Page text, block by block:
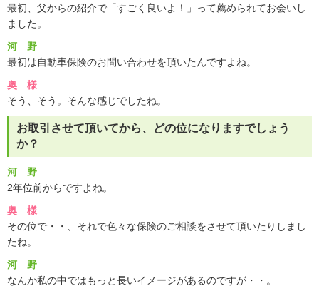
最初、父からの紹介で「すごく良いよ！」って薦められてお会いし
ました。
河 野
最初は自動車保険のお問い合わせを頂いたんですよね。
奥 様
そう、そう。そんな感じでしたね。
お取引させて頂いてから、どの位になりますでしょう
か？
河 野
2年位前からですよね。
奥 様
その位で・・、それで色々な保険のご相談をさせて頂いたりしまし
たね。
河 野
なんか私の中ではもっと長いイメージがあるのですが・・。